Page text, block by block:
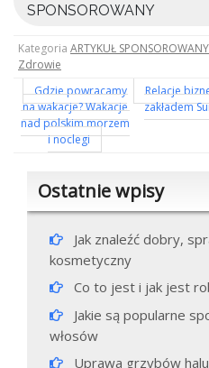
SPONSOROWANY
Kategoria ARTYKUŁ SPONSOROWANY
Zdrowie
Nawigacja
wpisu
Gdzie powracamy
na wakacje? Wakacje
nad polskim morzem
i noclegi
Relacje
zakładem
Ostatnie wpisy
Jak znaleźć dobry,
kosmetyczny
Co to jest i jak jest
Jakie są popularne
włosów
Uprawa grzybów